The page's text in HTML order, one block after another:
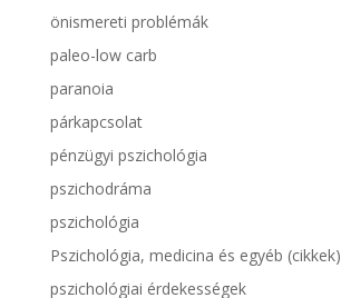
önismereti problémák
paleo-low carb
paranoia
párkapcsolat
pénzügyi pszichológia
pszichodráma
pszichológia
Pszichológia, medicina és egyéb (cikkek)
pszichológiai érdekességek